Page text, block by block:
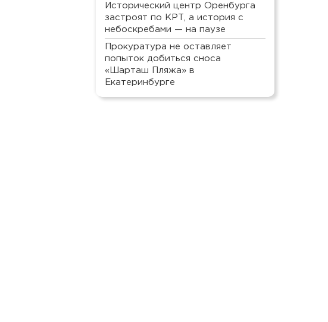
Исторический центр Оренбурга
застроят по КРТ, а история с
небоскребами — на паузе
Прокуратура не оставляет
попыток добиться сноса
«Шарташ Пляжа» в
Екатеринбурге